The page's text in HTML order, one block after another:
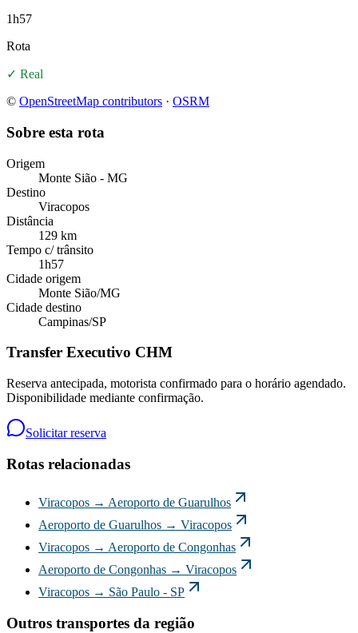
1h57
Rota
✓ Real
© OpenStreetMap contributors · OSRM
Sobre esta rota
Origem
Monte Sião - MG
Destino
Viracopos
Distância
129 km
Tempo c/ trânsito
1h57
Cidade origem
Monte Sião/MG
Cidade destino
Campinas/SP
Transfer Executivo CHM
Reserva antecipada, motorista confirmado para o horário agendado.
Disponibilidade mediante confirmação.
Solicitar reserva
Rotas relacionadas
Viracopos → Aeroporto de Guarulhos
Aeroporto de Guarulhos → Viracopos
Viracopos → Aeroporto de Congonhas
Aeroporto de Congonhas → Viracopos
Viracopos → São Paulo - SP
Outros transportes da região